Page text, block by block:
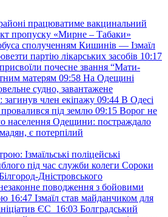
працюватиме вакцинальний
пропуску «Мирне – Табаки»
сполученням Кишинів — Ізмаїл
партію лікарських засобів 10:17
почесне звання “Мати-
матерям 09:58 На Одещині
судно, завантажене
член екіпажу 09:44 В Одесі
провалився під землю 09:15 Ворог не
населення Одещини: постраждало
є потерпілий
Ізмаїльські поліцейські
під час служби колеги Сороки
Дністровського
незаконне поводження з бойовими
16:47 Ізмаїл став майданчиком для
ЄС 16:03 Болградський